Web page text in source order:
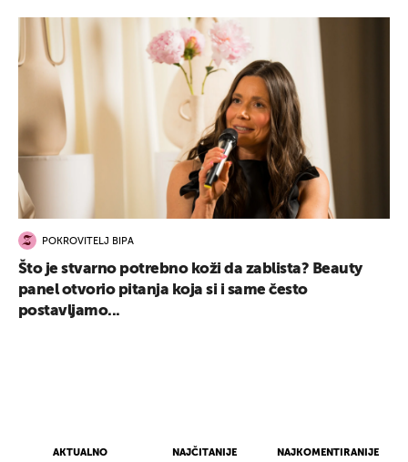
AKTUALNO NAJČITANIJE NAJKOMENTIRANIJE
POKROVITELJ BIPA
Što je stvarno potrebno koži da zablista? Beauty
panel otvorio pitanja koja si i same često
postavljamo...